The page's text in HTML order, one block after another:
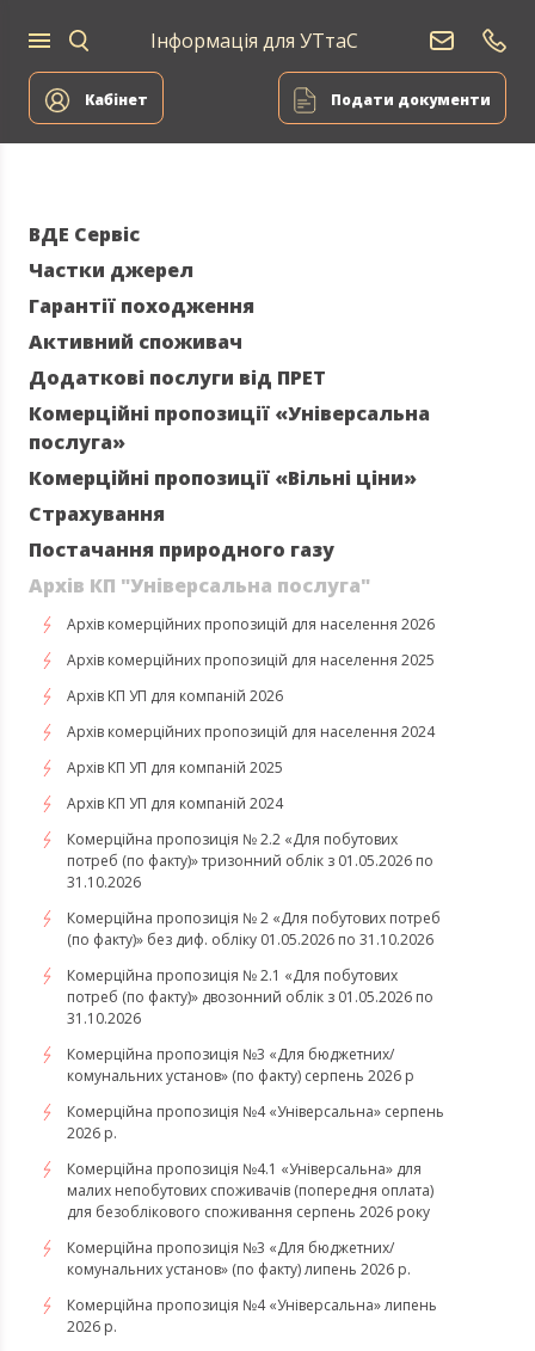
Кабінет Подати документи
Інформація для УТтаС
дому
компаній
Постачання
природного
газу
ВДЕ Сервіс
Частки джерел
Гарантії походження
Активний споживач
Додаткові послуги від ПРЕТ
Комерційні пропозиції «Універсальна
послуга»
Комерційні пропозиції «Вільні ціни»
Страхування
Постачання природного газу
Архів КП "Універсальна послуга"
Архів комерційних пропозицій для населення 2026
Архів комерційних пропозицій для населення 2025
Архів КП УП для компаній 2026
Архів комерційних пропозицій для населення 2024
Архів КП УП для компаній 2025
Архів КП УП для компаній 2024
Комерційна пропозиція № 2.2 «Для побутових
потреб (по факту)» тризонний облік з 01.05.2026 по
31.10.2026
Комерційна пропозиція № 2 «Для побутових потреб
(по факту)» без диф. обліку 01.05.2026 по 31.10.2026
Комерційна пропозиція № 2.1 «Для побутових
потреб (по факту)» двозонний облік з 01.05.2026 по
31.10.2026
Комерційна пропозиція №3 «Для бюджетних/
комунальних установ» (по факту) серпень 2026 р
Комерційна пропозиція №4 «Універсальна» серпень
2026 р.
Комерційна пропозиція №4.1 «Універсальна» для
малих непобутових споживачів (попередня оплата)
для безоблікового споживання серпень 2026 року
Комерційна пропозиція №3 «Для бюджетних/
комунальних установ» (по факту) липень 2026 р.
Комерційна пропозиція №4 «Універсальна» липень
2026 р.